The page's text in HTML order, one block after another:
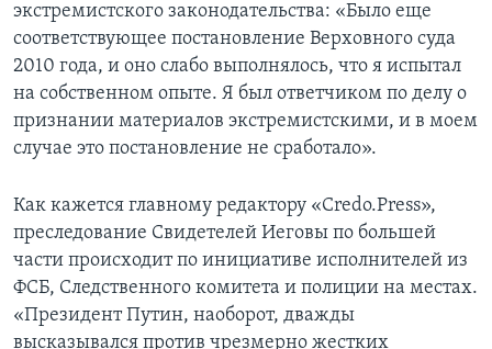
экстремистского законодательства: «Было еще
соответствующее постановление Верховного суда
2010 года, и оно слабо выполнялось, что я испытал
на собственном опыте. Я был ответчиком по делу о
признании материалов экстремистскими, и в моем
случае это постановление не сработало».
Как кажется главному редактору «Credo.Press»,
преследование Свидетелей Иеговы по большей
части происходит по инициативе исполнителей из
ФСБ, Следственного комитета и полиции на местах.
«Президент Путин, наоборот, дважды
высказывался против чрезмерно жестких